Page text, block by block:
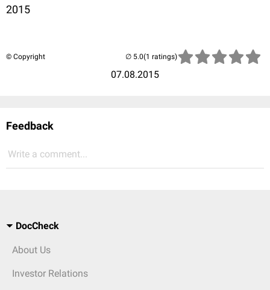
2015
© Copyright
07.08.2015
(1 ratings)
Feedback
Write a comment...
DocCheck
About Us
Investor Relations